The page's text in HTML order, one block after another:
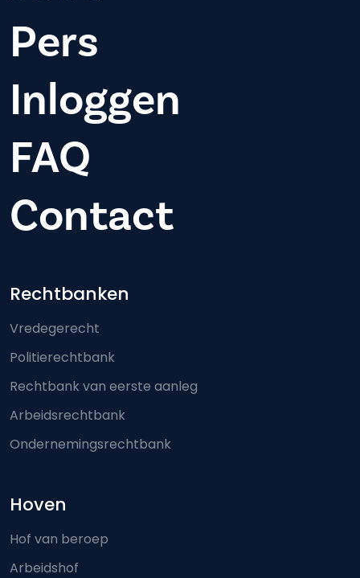
Pers
Inloggen
FAQ
Contact
Footer-menu
Rechtbanken
Vredegerecht
Politierechtbank
Rechtbank van eerste aanleg
Arbeidsrechtbank
Ondernemingsrechtbank
Hoven
Hof van beroep
Arbeidshof